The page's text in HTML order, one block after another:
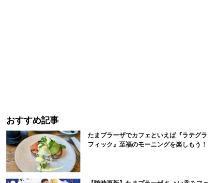
おすすめ記事
たまプラーザでカフェといえば『ラテグラ
フィック』至福のモーニングを楽しもう！